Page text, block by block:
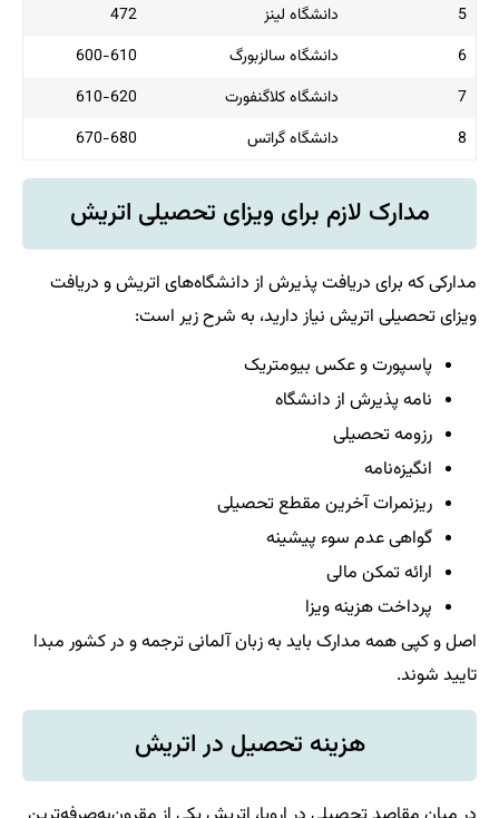
5
دانشگاه لینز
472
6
دانشگاه سالزبورگ
600-610
7
دانشگاه کلاگنفورت
610-620
8
دانشگاه گراتس 670-680
مدارک لازم برای ویزای تحصیلی اتریش
مدارکی که برای دریافت پذیرش از دانشگاه‌های اتریش و دریافت
ویزای تحصیلی اتریش نیاز دارید، به شرح زیر است:
پاسپورت و عکس بیومتریک
نامه پذیرش از دانشگاه
رزومه تحصیلی
انگیزه‌نامه
ریزنمرات آخرین مقطع تحصیلی
گواهی عدم سوء پیشینه
ارائه تمکن مالی
پرداخت هزینه ویزا
اصل و کپی همه مدارک باید به زبان آلمانی ترجمه و در کشور مبدا
تایید شوند.
هزینه تحصیل در اتریش